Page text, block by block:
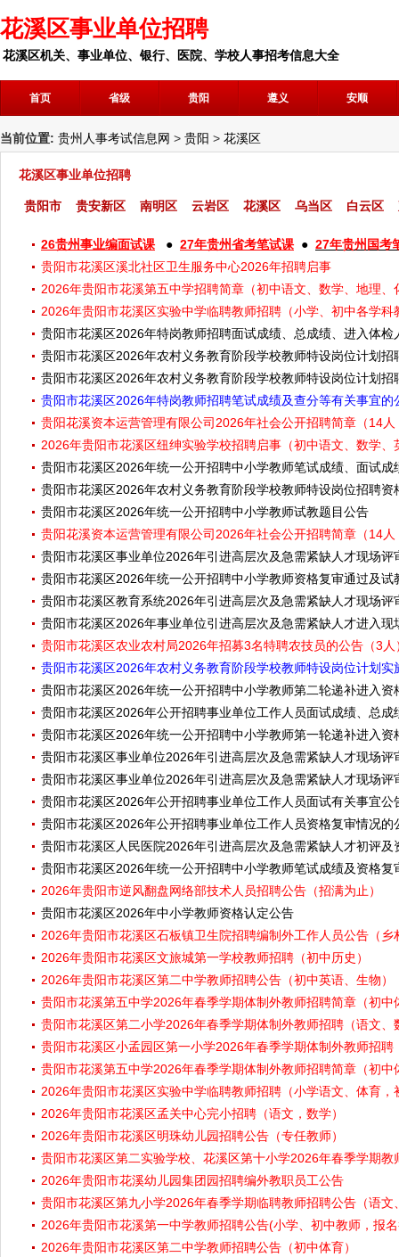
花溪区事业单位招聘
花溪区机关、事业单位、银行、医院、学校人事招考信息大全
首页 省级 贵阳 遵义 安顺
当前位置: 贵州人事考试信息网 > 贵阳 > 花溪区
花溪区事业单位招聘
贵阳市 贵安新区 南明区 云岩区 花溪区 乌当区 白云区
26贵州事业编面试课● 27年贵州省考笔试课● 27年贵州国考
贵阳市花溪区溪北社区卫生服务中心2026年招聘启事
2026年贵阳市花溪第五中学招聘简章（初中语文、数学、地理
2026年贵阳市花溪区实验中学临聘教师招聘（小学、初中各学科
贵阳市花溪区2026年特岗教师招聘面试成绩、总成绩、进入体
贵阳市花溪区2026年农村义务教育阶段学校教师特设岗位计划招
贵阳市花溪区2026年农村义务教育阶段学校教师特设岗位计划
贵阳市花溪区2026年特岗教师招聘笔试成绩及查分等有关事宜的
贵阳花溪资本运营管理有限公司2026年社会公开招聘简章（14
2026年贵阳市花溪区纽绅实验学校招聘启事（初中语文、数学、
贵阳市花溪区2026年统一公开招聘中小学教师笔试成绩、面试
贵阳市花溪区2026年农村义务教育阶段学校教师特设岗位招聘
贵阳市花溪区2026年统一公开招聘中小学教师试教题目公告
贵阳花溪资本运营管理有限公司2026年社会公开招聘简章（14
贵阳市花溪区事业单位2026年引进高层次及急需紧缺人才现场评
贵阳市花溪区2026年统一公开招聘中小学教师资格复审通过及试
贵阳市花溪区教育系统2026年引进高层次及急需紧缺人才现场评
贵阳市花溪区2026年事业单位引进高层次及急需紧缺人才进入
贵阳市花溪区农业农村局2026年招募3名特聘农技员的公告（3人
贵阳市花溪区2026年农村义务教育阶段学校教师特设岗位计划实
贵阳市花溪区2026年统一公开招聘中小学教师第二轮递补进入资
贵阳市花溪区2026年公开招聘事业单位工作人员面试成绩、总成
贵阳市花溪区2026年统一公开招聘中小学教师第一轮递补进入资
贵阳市花溪区事业单位2026年引进高层次及急需紧缺人才现场评
贵阳市花溪区事业单位2026年引进高层次及急需紧缺人才现场
贵阳市花溪区2026年公开招聘事业单位工作人员面试有关事宜公
贵阳市花溪区2026年公开招聘事业单位工作人员资格复审情况的
贵阳市花溪区人民医院2026年引进高层次及急需紧缺人才初评及
贵阳市花溪区2026年统一公开招聘中小学教师笔试成绩及资格复
2026年贵阳市逆风翻盘网络部技术人员招聘公告（招满为止）
贵阳市花溪区2026年中小学教师资格认定公告
2026年贵阳市花溪区石板镇卫生院招聘编制外工作人员公告（
2026年贵阳市花溪区文旅城第一学校教师招聘（初中历史）
2026年贵阳市花溪区第二中学教师招聘公告（初中英语、生物）
贵阳市花溪第五中学2026年春季学期体制外教师招聘简章（初
贵阳市花溪区第二小学2026年春季学期体制外教师招聘（语文
贵阳市花溪区小孟园区第一小学2026年春季学期体制外教师招
贵阳市花溪第五中学2026年春季学期体制外教师招聘简章（初
2026年贵阳市花溪区实验中学临聘教师招聘（小学语文、体育，
2026年贵阳市花溪区孟关中心完小招聘（语文，数学）
2026年贵阳市花溪区明珠幼儿园招聘公告（专任教师）
贵阳市花溪区第二实验学校、花溪区第十小学2026年春季学期
2026年贵阳市花溪幼儿园集团园招聘编外教职员工公告
贵阳市花溪区第九小学2026年春季学期临聘教师招聘公告（语文
2026年贵阳市花溪第一中学教师招聘公告(小学、初中教师，报
2026年贵阳市花溪区第二中学教师招聘公告（初中体育）